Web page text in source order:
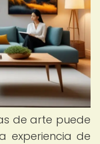
de arte puede
experiencia de